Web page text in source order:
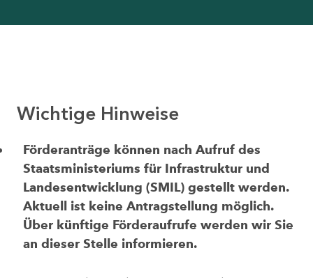
Wichtige Hinweise
Förderanträge können nach Aufruf des
Staatsministeriums für Infrastruktur und
Landesentwicklung (SMIL) gestellt werden.
Aktuell ist keine Antragstellung möglich.
Über künftige Förderaufrufe werden wir Sie
an dieser Stelle informieren.